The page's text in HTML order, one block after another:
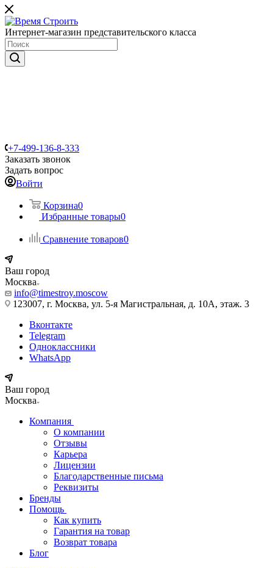
Интернет-магазин представительского класса
+7-499-136-8-333
Заказать звонок
Задать вопрос
Войти
Корзина0
Избранные товары0
Сравнение товаров0
Ваш город
Москва
info@timestroy.moscow
123007, г. Москва, ул. 5-я Магистральная, д. 10А, этаж. 3
Вконтакте
Telegram
Одноклассники
WhatsApp
Ваш город
Москва
Компания
О компании
Отзывы
Карьера
Лицензии
Благодарственные письма
Реквизиты
Бренды
Помощь
Как купить
Гарантия на товар
Возврат товара
Блог